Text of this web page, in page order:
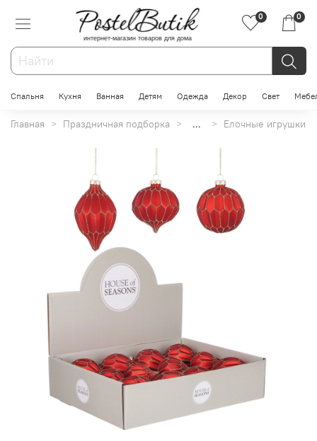
интернет-магазин товаров для дома
0 0
Спальня Кухня Ванная Детям Одежда Декор Свет
Главная Праздничная подборка ... Елочные игрушки